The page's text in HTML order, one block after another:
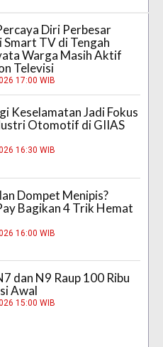
Diri Perbesar
Smart TV di Tengah
Warga Masih Aktif
Televisi
17:00 WIB
Keselamatan Jadi Fokus
Otomotif di GIIAS
16:30 WIB
Dompet Menipis?
Bagikan 4 Trik Hemat
16:00 WIB
dan N9 Raup 100 Ribu
Awal
15:00 WIB